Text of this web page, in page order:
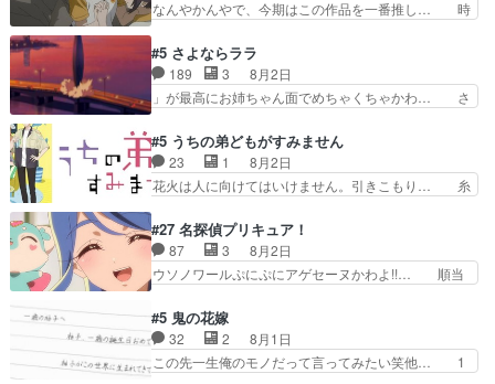
氏容姿も評価してし…
ってほしいちゃんとした別れ方し… サラは未練0
キャラモヤモヤする別れ方だ… 役で出演させてい
ただきました！よろしくお… 毎クールメインヒロ
インを好きになっちゃう…
なんやかんやで、今期はこの作品を一番推し… 時
愛すぎるな楠木ともりちゃんのね… デフォルメさ
れた表情が特に多かったのが印… 葵＆茜の回も良
きでした。あの証拠写真、ひ… 互いが互いのこと
を想っているのにすれ違っ… 第５話をｄアニメス
んと練習したい〟と言… 本当この作品は「キャ
ラ」を活かすのがうま… みずかちゃんの介入で双
子の仲にヒビが………
#5 さよならララ
189 3
8月2日
」が最高にお姉ちゃん面でめちゃくちゃかわ… さ
を振り切ってみんなに謝ったララの思い… 仕事に
馴染めない辺り観ていて苦しいところ… ララちゃ
んの事情はもう少し皆に話して良い… ララと茉里
とで初のアルバイト。七転八倒し… 労働するプリ
てケーキ食べて、帰りにカメ… ララが働く事での
てんやわんや。働いて大変… 地道に働き人と関わ
る日々の中に愛を見いだ…
#5 うちの弟どもがすみません
23 1
8月2日
花火は人に向けてはいけません。引きこもり… 糸
お名前を見たんだけどあの中村大樹さん… 糸ちゃ
んカッケー、色んな意味でwゲームが… 姉から性
的興奮覚えてないよね？なんて言わ… テーマ：引
きこもりの理由感想は、久しぶり… 元ゲーマーな
んの距離感おかしいね(*´… 糸と源ははよ好きお
うとると言わんかい！引… ショウくんと対等に話
すためにゲームをする…
#27 名探偵プリキュア！
87 3
8月2日
ウソノワールぷにぷにアゲセーヌかわよ!!… 順当
取り戻し正式に探偵事務所で働き始め… ポワロ、
元ネタを解説して原作に誘導するの… くれあさん
の探偵としての初事件にしてちょ… ・急にクイズ
番組が始まったw・妖精ウソノ… るるかの助手だ
#5 鬼の花嫁
32 2
8月1日
この先一生俺のモノだって言ってみたい笑他… 1